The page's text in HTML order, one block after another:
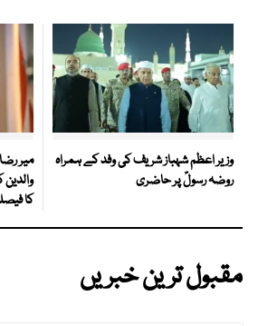
وزیر اعظم شہباز شریف کی وفد کے ہمراہ
روضہ رسولؐ پر حاضری
میر
کا
مقبول ترین خبریں